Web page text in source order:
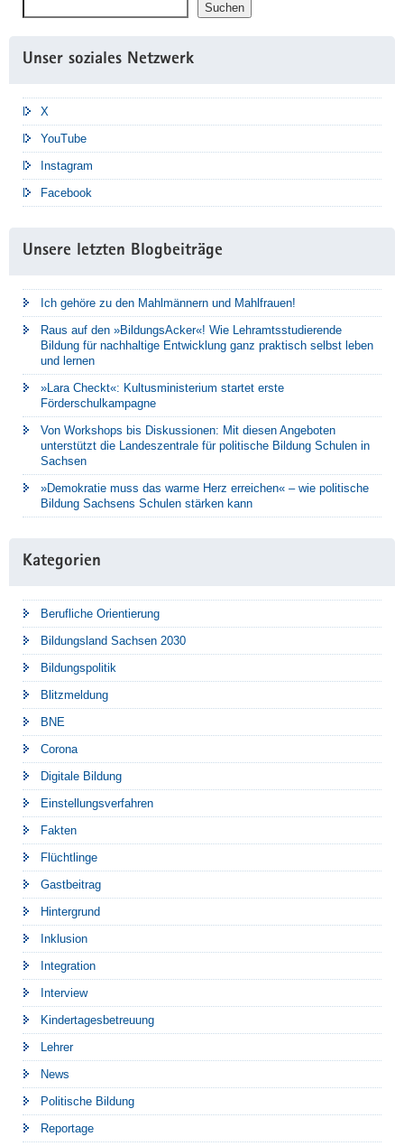
Suchen
Unser soziales Netzwerk
X
YouTube
Instagram
Facebook
Unsere letzten Blogbeiträge
Ich gehöre zu den Mahlmännern und Mahlfrauen!
Raus auf den »BildungsAcker«! Wie Lehramtsstudierende
Bildung für nachhaltige Entwicklung ganz praktisch selbst leben
und lernen
»Lara Checkt«: Kultusministerium startet erste
Förderschulkampagne
Von Workshops bis Diskussionen: Mit diesen Angeboten
unterstützt die Landeszentrale für politische Bildung Schulen in
Sachsen
»Demokratie muss das warme Herz erreichen« – wie politische
Bildung Sachsens Schulen stärken kann
Kategorien
Berufliche Orientierung
Bildungsland Sachsen 2030
Bildungspolitik
Blitzmeldung
BNE
Corona
Digitale Bildung
Einstellungsverfahren
Fakten
Flüchtlinge
Gastbeitrag
Hintergrund
Inklusion
Integration
Interview
Kindertagesbetreuung
Lehrer
News
Politische Bildung
Reportage